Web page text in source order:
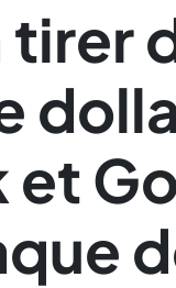
tirer